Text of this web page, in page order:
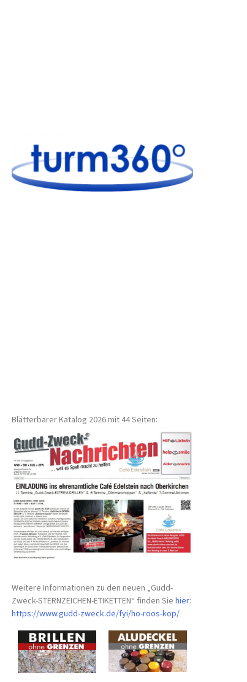
Blätterbarer Katalog 2026 mit 44 Seiten:
Weitere Informationen zu den neuen „Gudd-
Zweck-STERNZEICHEN-ETIKETTEN“ finden Siehier:
https://www.gudd-zweck.de/fyi/ho-roos-kop/